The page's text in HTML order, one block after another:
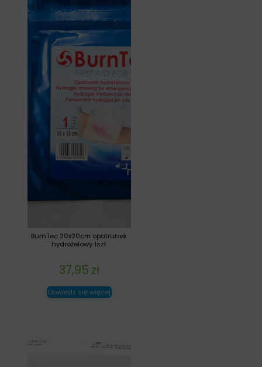
BurnTec 20x20cm opatrunek
hydrożelowy 1szt
37,95 zł
Dowiedz się więcej